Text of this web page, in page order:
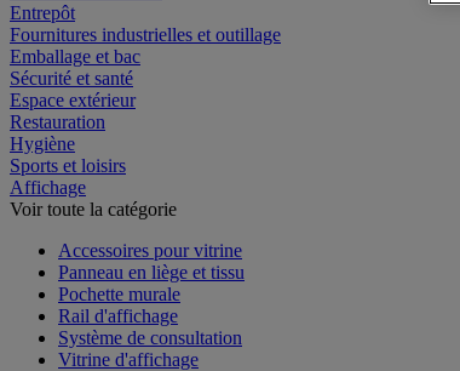
Entrepôt
Fournitures industrielles et outillage
Emballage et bac
Sécurité et santé
Espace extérieur
Restauration
Hygiène
Sports et loisirs
Affichage
Voir toute la catégorie
Accessoires pour vitrine
Panneau en liège et tissu
Pochette murale
Rail d'affichage
Système de consultation
Vitrine d'affichage